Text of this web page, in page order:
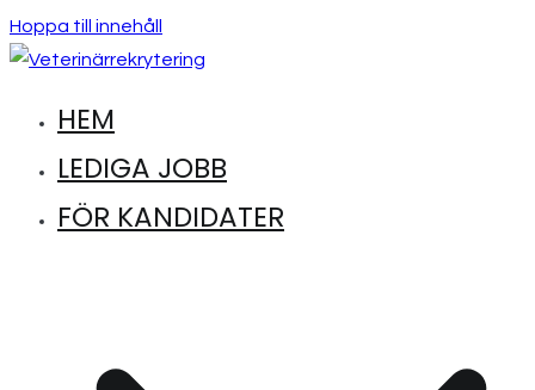
Hoppa till innehåll
Veterinärrekrytering
Hitta lediga jobb inom djursjukvård
HEM
LEDIGA JOBB
FÖR KANDIDATER